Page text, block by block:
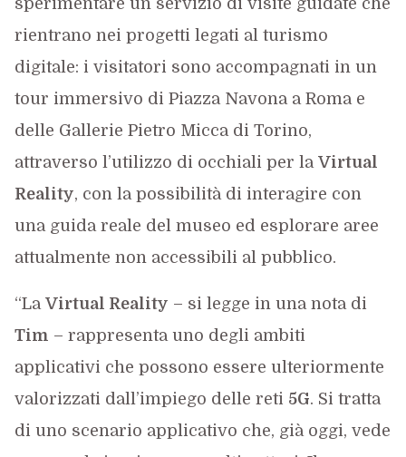
sperimentare un servizio di visite guidate che
rientrano nei progetti legati al turismo
digitale: i visitatori sono accompagnati in un
tour immersivo di Piazza Navona a Roma e
delle Gallerie Pietro Micca di Torino,
attraverso l’utilizzo di occhiali per la Virtual
Reality, con la possibilità di interagire con
una guida reale del museo ed esplorare aree
attualmente non accessibili al pubblico.
“La Virtual Reality – si legge in una nota di
Tim – rappresenta uno degli ambiti
applicativi che possono essere ulteriormente
valorizzati dall’impiego delle reti 5G. Si tratta
di uno scenario applicativo che, già oggi, vede